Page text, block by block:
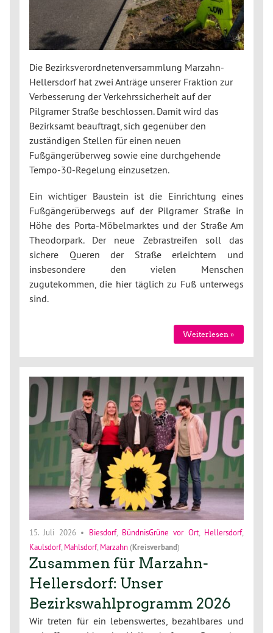
Die Bezirksverordnetenversammlung Marzahn-
Hellersdorf hat zwei Anträge unserer Fraktion zur
Verbesserung der Verkehrssicherheit auf der
Pilgramer Straße beschlossen. Damit wird das
Bezirksamt beauftragt, sich gegenüber den
zuständigen Stellen für einen neuen
Fußgängerüberweg sowie eine durchgehende
Tempo-30-Regelung einzusetzen.
Ein wichtiger Baustein ist die Einrichtung eines
Fußgängerüberwegs auf der Pilgramer Straße in
Höhe des Porta-Möbelmarktes und der Straße Am
Theodorpark. Der neue Zebrastreifen soll das
sichere Queren der Straße erleichtern und
insbesondere den vielen Menschen
zugutekommen, die hier täglich zu Fuß unterwegs
sind.
Weiterlesen »
15. Juli 2026• Biesdorf, BündnisGrüne vor Ort, Hellersdorf,
Kaulsdorf, Mahlsdorf, Marzahn (Kreisverband)
Zusammen für Marzahn-
Hellersdorf: Unser
Bezirkswahlprogramm 2026
Wir treten für ein lebenswertes, bezahlbares und